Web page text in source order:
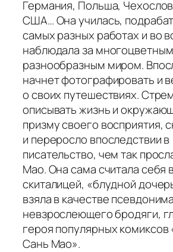
Германия, Польша,
США… Она училась,
самых разных работах и во
наблюдала за многоцветным
разнообразным миром.
начнет фотографировать и
о своих путешествиях.
описывать жизнь и
призму своего восприятия,
и переросло впоследствии в
писательство, чем так
Мао. Она сама считала себя
скиталицей, «блудной
взяла в качестве
невзрослеющего бродяги,
героя популярных комиксов
Сань Мао».